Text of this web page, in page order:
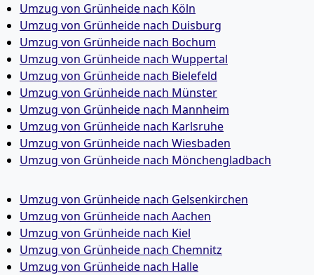
Umzug von Grünheide nach Köln
Umzug von Grünheide nach Duisburg
Umzug von Grünheide nach Bochum
Umzug von Grünheide nach Wuppertal
Umzug von Grünheide nach Bielefeld
Umzug von Grünheide nach Münster
Umzug von Grünheide nach Mannheim
Umzug von Grünheide nach Karlsruhe
Umzug von Grünheide nach Wiesbaden
Umzug von Grünheide nach Mönchen­gladbach
Umzug von Grünheide nach Gelsenkirchen
Umzug von Grünheide nach Aachen
Umzug von Grünheide nach Kiel
Umzug von Grünheide nach Chemnitz
Umzug von Grünheide nach Halle